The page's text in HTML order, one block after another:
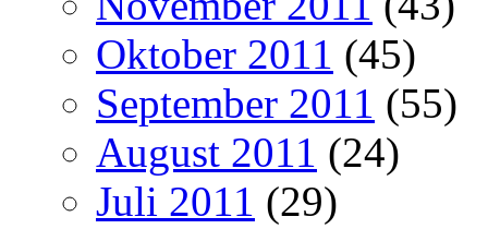
Oktober 2011 (45)
September 2011 (55)
August 2011 (24)
Juli 2011 (29)